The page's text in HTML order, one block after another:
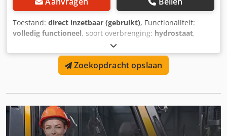
Toestand: direct inzetbaar (gebruikt), Functionaliteit:
volledig functioneel, soort overbrenging: hydrostaat,
geel
bandenmaten:23.5-25, bandenconditie:40 %, rijconditie:
, asconfiguratie:2 assen, eerste registratie:
inhoud van de bak:4,4 m³, graafbak breedte:
4520389, Uitrusting:cabine, vierwielaandrijving, LIEBHERR
L 554 WIELLADER Bouwjaar: 07/2001 Bedrijfsuren: 15.200
Chassisnummer: 4520389 Banden: 23.5-25 Motor: D924
Zoekopdracht opslaan